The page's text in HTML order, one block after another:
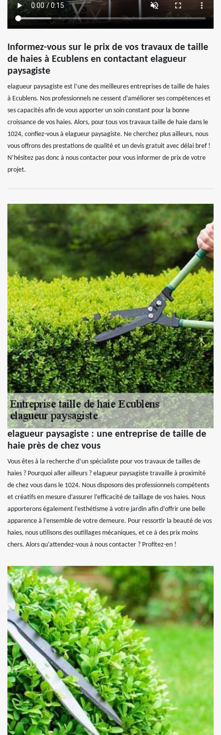
Informez-vous sur le prix de vos travaux de taille
de haies à Ecublens en contactant elagueur
paysagiste
elagueur paysagiste est l’une des meilleures entreprises de taille de haies
à Ecublens. Nos professionnels ne cessent d’améliorer ses compétences et
ses capacités afin de vous apporter un soin constant pour la bonne
croissance de vos haies. Alors, pour tous vos travaux taille de haie dans le
1024, confiez-vous à elagueur paysagiste. Ne cherchez plus ailleurs, nous
vous offrons des prestations de qualité et un devis gratuit avec délai bref !
N’hésitez pas donc à nous contacter pour vous informer de prix de votre
projet.
elagueur paysagiste : une entreprise de taille de
haie près de chez vous
Vous êtes à la recherche d’un spécialiste pour vos travaux de tailles de
haies ? Pourquoi aller ailleurs ? elagueur paysagiste travaille à proximité
de chez vous dans le 1024. Nous disposons des professionnels compétents
et créatifs en mesure d’assurer l’efficacité de taillage de vos haies. Nous
apporterons également l’esthétisme à votre jardin afin d’offrir une belle
apparence à l’ensemble de votre demeure. Pour ressortir la beauté de vos
haies, nous utilisons des outillages mécaniques, et ce à des prix moins
chers. Alors qu’attendez-vous à nous contacter ? Profitez-en !